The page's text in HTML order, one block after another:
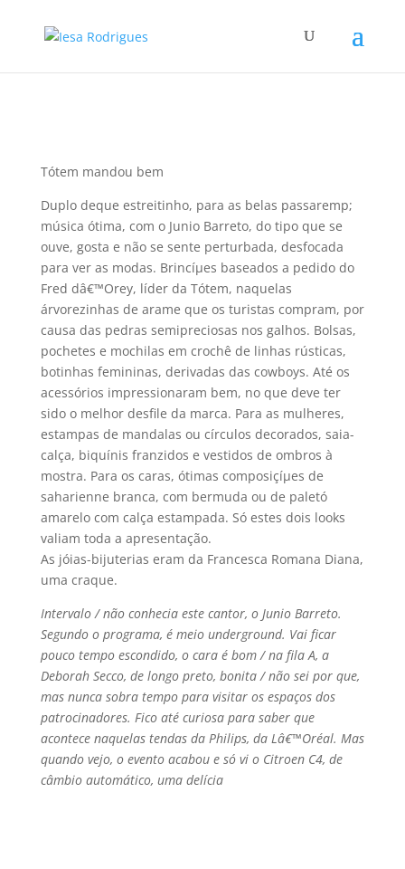
Tótem mandou bem
Duplo deque estreitinho, para as belas passaremp;
música ótima, com o Junio Barreto, do tipo que se
ouve, gosta e não se sente perturbada, desfocada
para ver as modas. Brincíµes baseados a pedido do
Fred dâ€™Orey, lí­der da Tótem, naquelas
árvorezinhas de arame que os turistas compram, por
causa das pedras semipreciosas nos galhos. Bolsas,
pochetes e mochilas em crochê de linhas rústicas,
botinhas femininas, derivadas das cowboys. Até os
acessórios impressionaram bem, no que deve ter
sido o melhor desfile da marca. Para as mulheres,
estampas de mandalas ou cí­rculos decorados, saia-
calça, biquí­nis franzidos e vestidos de ombros à
mostra. Para os caras, ótimas composiçíµes de
saharienne branca, com bermuda ou de paletó
amarelo com calça estampada. Só estes dois looks
valiam toda a apresentação.
As jóias-bijuterias eram da Francesca Romana Diana,
uma craque.
Intervalo / não conhecia este cantor, o Junio Barreto.
Segundo o programa, é meio underground. Vai ficar
pouco tempo escondido, o cara é bom / na fila A, a
Deborah Secco, de longo preto, bonita / não sei por que,
mas nunca sobra tempo para visitar os espaços dos
patrocinadores. Fico até curiosa para saber que
acontece naquelas tendas da Philips, da Lâ€™Oréal. Mas
quando vejo, o evento acabou e só vi o Citroen C4, de
câmbio automático, uma delí­cia